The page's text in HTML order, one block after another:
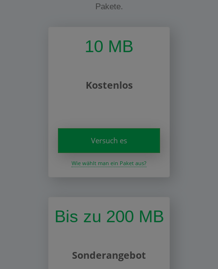
Pakete.
10 MB
Kostenlos
Versuch es
Wie wählt man ein Paket aus?
Bis zu 200 MB
Sonderangebot